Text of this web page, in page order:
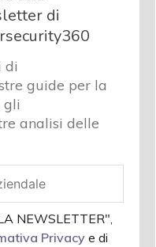
di
di
guide per la
gli
analisi delle
NEWSLETTER",
Privacye di